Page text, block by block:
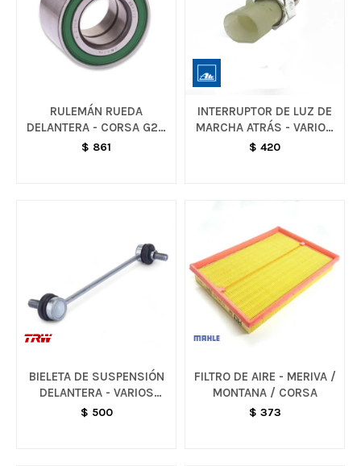
RULEMÁN RUEDA
DELANTERA - CORSA G2 /
MONTANA / MERIVA
$ 861
INTERRUPTOR DE LUZ DE
MARCHA ATRÁS - VARIOS
MODELOS
$ 420
BIELETA DE SUSPENSIÓN
DELANTERA - VARIOS
MODELOS
$ 500
FILTRO DE AIRE - MERIVA /
MONTANA / CORSA
$ 373